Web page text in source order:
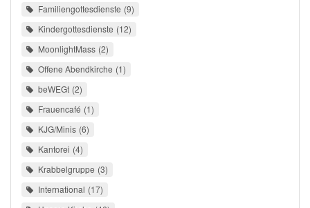
Familiengottesdienste 9
Kindergottesdienste 12
MoonlightMass 2
Offene Abendkirche 1
beWEGt 2
Frauencafé 1
KJG/Minis 6
Kantorei 4
Krabbelgruppe 3
International 17